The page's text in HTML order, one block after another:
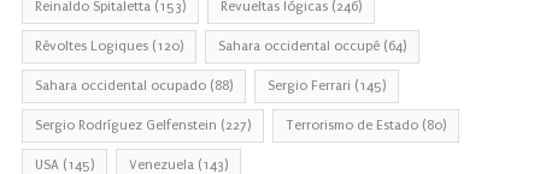
Reinaldo Spitaletta (153) Revueltas lógicas (246)
Révoltes Logiques (120) Sahara occidental occupé (64)
Sahara occidental ocupado (88) Sergio Ferrari (145)
Sergio Rodríguez Gelfenstein (227) Terrorismo de Estado (80)
USA (145) Venezuela (143)